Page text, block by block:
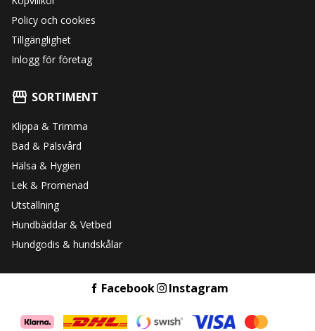
Policy och cookies
Tillgänglighet
Inlogg för företag
SORTIMENT
Klippa & Trimma
Bad & Pälsvård
Hälsa & Hygien
Lek & Promenad
Utställning
Hundbäddar & Vetbed
Hundgodis & hundskålar
Facebook Instagram